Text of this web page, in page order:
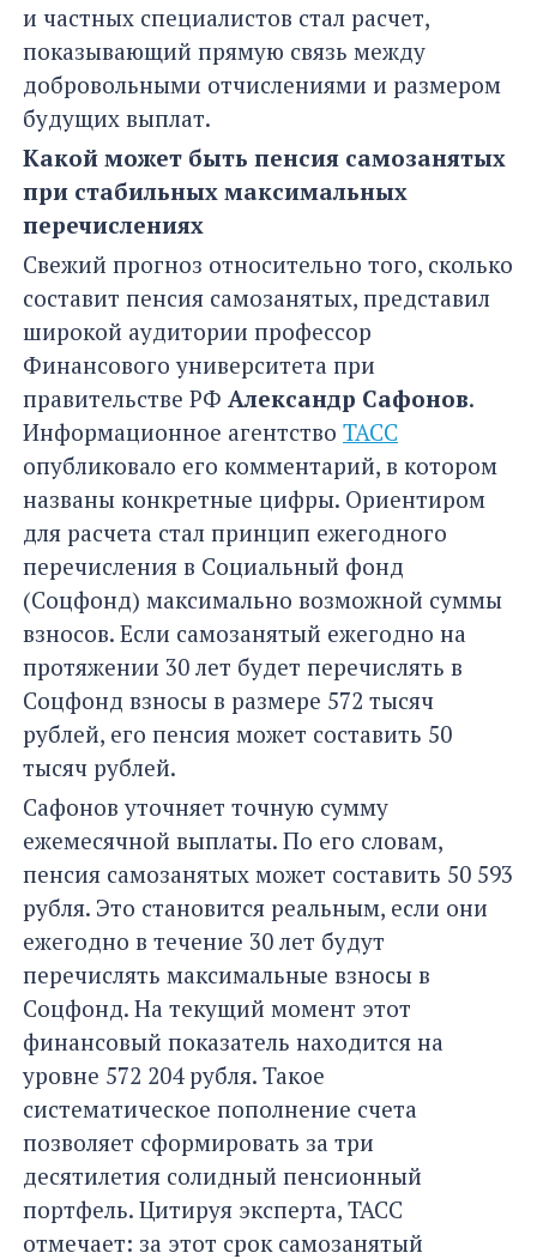
и частных специалистов стал расчет,
показывающий прямую связь между
добровольными отчислениями и размером
будущих выплат.
Какой может быть пенсия самозанятых
при стабильных максимальных
перечислениях
Свежий прогноз относительно того, сколько
составит пенсия самозанятых, представил
широкой аудитории профессор
Финансового университета при
правительстве РФ Александр Сафонов.
Информационное агентство ТАСС
опубликовало его комментарий, в котором
названы конкретные цифры. Ориентиром
для расчета стал принцип ежегодного
перечисления в Социальный фонд
(Соцфонд) максимально возможной суммы
взносов. Если самозанятый ежегодно на
протяжении 30 лет будет перечислять в
Соцфонд взносы в размере 572 тысяч
рублей, его пенсия может составить 50
тысяч рублей.
Сафонов уточняет точную сумму
ежемесячной выплаты. По его словам,
пенсия самозанятых может составить 50 593
рубля. Это становится реальным, если они
ежегодно в течение 30 лет будут
перечислять максимальные взносы в
Соцфонд. На текущий момент этот
финансовый показатель находится на
уровне 572 204 рубля. Такое
систематическое пополнение счета
позволяет сформировать за три
десятилетия солидный пенсионный
портфель. Цитируя эксперта, ТАСС
отмечает: за этот срок самозанятый